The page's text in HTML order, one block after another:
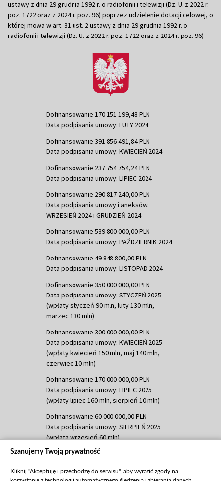
ustawy z dnia 29 grudnia 1992 r. o radiofonii i telewizji (Dz. U. z 2022 r.
poz. 1722 oraz z 2024 r. poz. 96) poprzez udzielenie dotacji celowej, o
której mowa w art. 31 ust. 2 ustawy z dnia 29 grudnia 1992 r. o
radiofonii i telewizji (Dz. U. z 2022 r. poz. 1722 oraz z 2024 r. poz. 96)
Dofinansowanie 170 151 199,48 PLN
Data podpisania umowy: LUTY 2024
Dofinansowanie 391 856 491,84 PLN
Data podpisania umowy: KWIECIEŃ 2024
Dofinansowanie 237 754 754,24 PLN
Data podpisania umowy: LIPIEC 2024
Dofinansowanie 290 817 240,00 PLN
Data podpisania umowy i aneksów:
WRZESIEŃ 2024 i GRUDZIEŃ 2024
Dofinansowanie 539 800 000,00 PLN
Data podpisania umowy: PAŹDZIERNIK 2024
Dofinansowanie 49 848 800,00 PLN
Data podpisania umowy: LISTOPAD 2024
Dofinansowanie 350 000 000,00 PLN
Data podpisania umowy: STYCZEŃ 2025
(wpłaty styczeń 90 mln, luty 130 mln,
marzec 130 mln)
Dofinansowanie 300 000 000,00 PLN
Data podpisania umowy: KWIECIEŃ 2025
(wpłaty kwiecień 150 mln, maj 140 mln,
czerwiec 10 mln)
Dofinansowanie 170 000 000,00 PLN
Data podpisania umowy: LIPIEC 2025
(wpłaty lipiec 160 mln, sierpień 10 mln)
Dofinansowanie 60 000 000,00 PLN
Data podpisania umowy: SIERPIEŃ 2025
(wpłata wrzesień 60 mln)
Dofinansowanie 635 783 051,21 PLN
(wpłata wrzesień 100 mln, październik 350
Szanujemy Twoją prywatność
Kliknij "Akceptuję i przechodzę do serwisu", aby wyrazić zgody na